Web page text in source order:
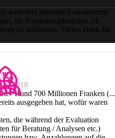
weiterhin persönlich moderieren
die Kommentarfunktion 24
zu schliessen. Vielen Dank für
2018
"Rund 700 Millionen Franken
ausgegeben hat, wofür waren
die während der Evaluation
für Beratung / Analysen etc.)